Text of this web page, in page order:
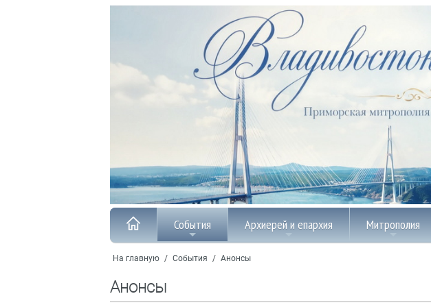
События Архиерей и епархия Митрополия
На главную / События / Анонсы
Анонсы